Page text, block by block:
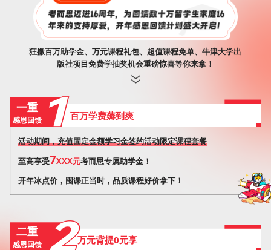
狂撒百万助学金、万元课程礼包、超值课程免单、牛津大学出
版社项目免费学抽奖机会重磅惊喜等你来拿！
一重
感恩回馈 百万学费薅到爽
活动期间，充值固定金额学习金签约活动限定课程套餐
至高享受7XXX元考而思专属助学金！
开年冰点价，囤课正当时，品质课程好价拿下！
二重
感恩回馈 万元背提0元享